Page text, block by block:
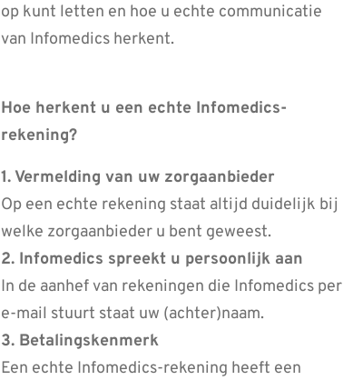
op kunt letten en hoe u echte communicatie
van Infomedics herkent.
Hoe herkent u een echte Infomedics-
rekening?
1. Vermelding van uw zorgaanbieder
Op een echte rekening staat altijd duidelijk bij
welke zorgaanbieder u bent geweest.
2. Infomedics spreekt u persoonlijk aan
In de aanhef van rekeningen die Infomedics per
e-mail stuurt staat uw (achter)naam.
3. Betalingskenmerk
Een echte Infomedics-rekening heeft een